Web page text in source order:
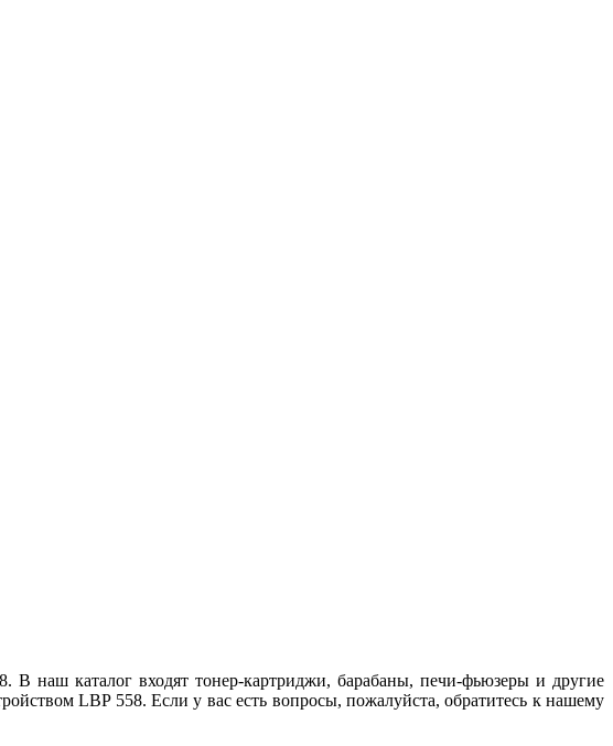
В наш каталог входят тонер-картриджи, барабаны, печи-фьюзеры и другие
LBP 558. Если у вас есть вопросы, пожалуйста, обратитесь к нашему